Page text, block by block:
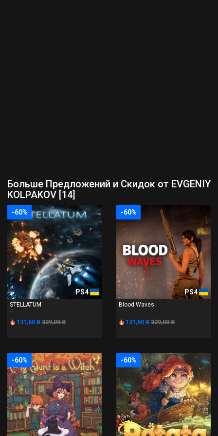
Больше Предложений и Скидок от EVGENIY
KOLPAKOV [14]
-60%
PS4
STELLATUM
131,60 ₴ 329,00 ₴
-60%
PS4
Blood Waves
131,60 ₴ 329,00 ₴
-60% -60%